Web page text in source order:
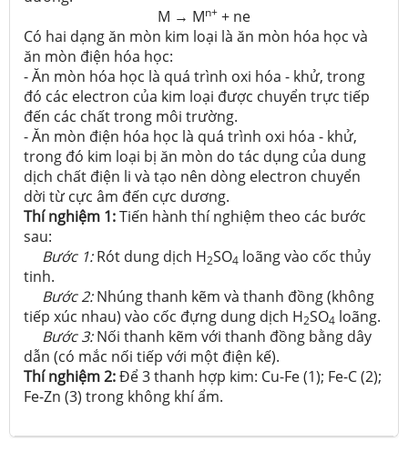
M → Mn+ + ne
Có hai dạng ăn mòn kim loại là ăn mòn hóa học và
ăn mòn điện hóa học:
- Ăn mòn hóa học là quá trình oxi hóa - khử, trong
đó các electron của kim loại được chuyển trực tiếp
đến các chất trong môi trường.
- Ăn mòn điện hóa học là quá trình oxi hóa - khử,
trong đó kim loại bị ăn mòn do tác dụng của dung
dịch chất điện li và tạo nên dòng electron chuyển
dời từ cực âm đến cực dương.
Thí nghiệm 1:Tiến hành thí nghiệm theo các bước
sau:
Bước 1:Rót dung dịch H2SO4 loãng vào cốc thủy
tinh.
Bước 2:Nhúng thanh kẽm và thanh đồng (không
tiếp xúc nhau) vào cốc đựng dung dịch H2SO4 loãng.
Bước 3:Nối thanh kẽm với thanh đồng bằng dây
dẫn (có mắc nối tiếp với một điện kế).
Thí nghiệm 2:Để 3 thanh hợp kim: Cu-Fe (1); Fe-C (2);
Fe-Zn (3) trong không khí ẩm.